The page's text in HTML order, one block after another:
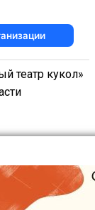
театр кукол»